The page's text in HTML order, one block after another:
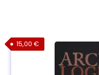
15,00€